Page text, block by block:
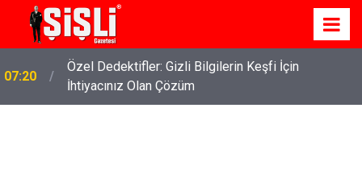
07:20
Özel Dedektifler: Gizli Bilgilerin Keşfi İçin
İhtiyacınız Olan Çözüm